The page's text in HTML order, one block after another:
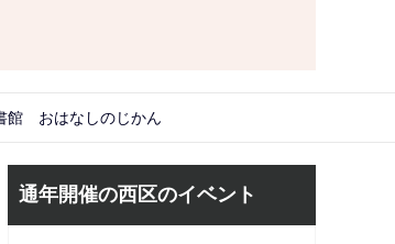
館 おはなしのじかん
サ
通年開催の西区のイベント